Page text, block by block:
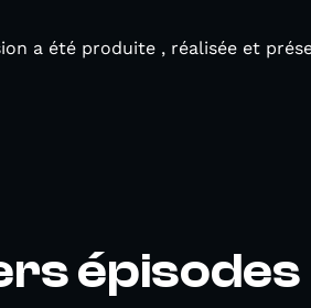
a été produite , réalisée et
épisodes